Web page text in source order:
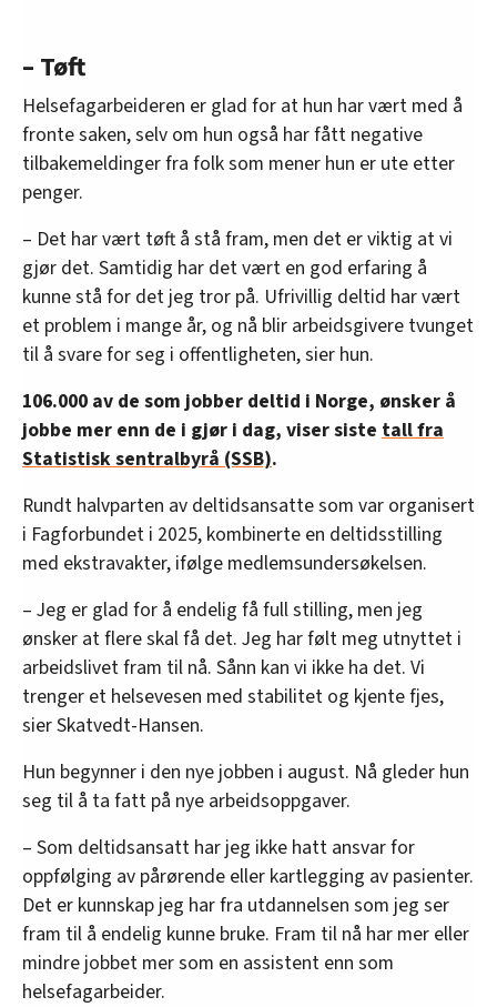
– Tøft
Helsefagarbeideren er glad for at hun har vært med å
fronte saken, selv om hun også har fått negative
tilbakemeldinger fra folk som mener hun er ute etter
penger.
– Det har vært tøft å stå fram, men det er viktig at vi
gjør det. Samtidig har det vært en god erfaring å
kunne stå for det jeg tror på. Ufrivillig deltid har vært
et problem i mange år, og nå blir arbeidsgivere tvunget
til å svare for seg i offentligheten, sier hun.
106.000 av de som jobber deltid i Norge, ønsker å
jobbe mer enn de i gjør i dag, viser siste tall fra
Statistisk sentralbyrå (SSB).
Rundt halvparten av deltidsansatte som var organisert
i Fagforbundet i 2025, kombinerte en deltidsstilling
med ekstravakter, ifølge medlemsundersøkelsen.
– Jeg er glad for å endelig få full stilling, men jeg
ønsker at flere skal få det. Jeg har følt meg utnyttet i
arbeidslivet fram til nå. Sånn kan vi ikke ha det. Vi
trenger et helsevesen med stabilitet og kjente fjes,
sier Skatvedt-Hansen.
Hun begynner i den nye jobben i august. Nå gleder hun
seg til å ta fatt på nye arbeidsoppgaver.
– Som deltidsansatt har jeg ikke hatt ansvar for
oppfølging av pårørende eller kartlegging av pasienter.
Det er kunnskap jeg har fra utdannelsen som jeg ser
fram til å endelig kunne bruke. Fram til nå har mer eller
mindre jobbet mer som en assistent enn som
helsefagarbeider.